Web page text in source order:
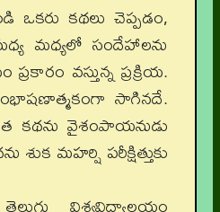
ఒకరు కథలు చెప్పడం,
మధ్యలో సందేహాలను
వస్తున్న ప్రక్రియ.
సాగినదే.
కథను వైశంపాయనుడు
మహర్షి పరీక్షిత్తుకు